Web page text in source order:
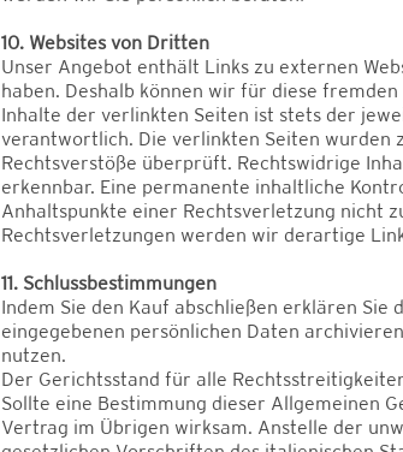
10. Websites von Dritten
Unser Angebot enthält Links zu externen
haben. Deshalb können wir für diese
Inhalte der verlinkten Seiten ist stets der
verantwortlich. Die verlinkten Seiten wurden
Rechtsverstöße überprüft. Rechtswidrige
erkennbar. Eine permanente inhaltliche
Anhaltspunkte einer Rechtsverletzung nicht
Rechtsverletzungen werden wir derartige
11. Schlussbestimmungen
Indem Sie den Kauf abschließen erklären Sie
eingegebenen persönlichen Daten
nutzen.
Der Gerichtsstand für alle
Sollte eine Bestimmung dieser Allgemeinen
Vertrag im Übrigen wirksam. Anstelle der